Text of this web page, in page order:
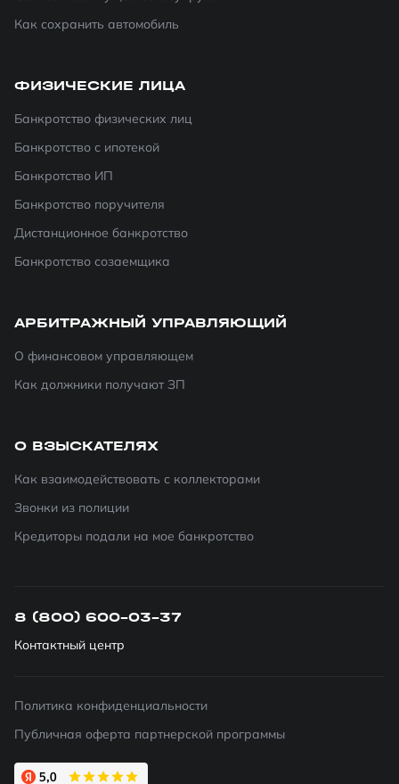
Как сохранить автомобиль
ФИЗИЧЕСКИЕ ЛИЦА
Банкротство физических лиц
Банкротство с ипотекой
Банкротство ИП
Банкротство поручителя
Дистанционное банкротство
Банкротство созаемщика
АРБИТРАЖНЫЙ УПРАВЛЯЮЩИЙ
О финансовом управляющем
Как должники получают ЗП
О ВЗЫСКАТЕЛЯХ
Как взаимодействовать с коллекторами
Звонки из полиции
Кредиторы подали на мое банкротство
8 (800) 600-03-37
Контактный центр
Политика конфиденциальности
Публичная оферта партнерской программы